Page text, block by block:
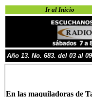
Ir al Inicio
Año 13. No. 683. del 03 al
En las maquiladoras de